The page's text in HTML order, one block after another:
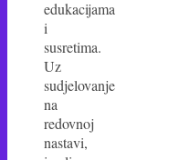
edukacijama
i
susretima.
Uz
sudjelovanje
na
redovnoj
nastavi,